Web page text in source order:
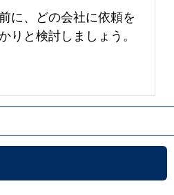
に、どの会社に依頼を
りと検討しましょう。